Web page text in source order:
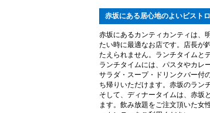
赤坂にある居心地のよいビスト
赤坂にあるカンティカンティは、
たい時に最適なお店です。店長が
たえられません。ランチタイムと
ランチタイムには、パスタやカレ
サラダ・スープ・ドリンクバー付
ち帰りいただけます。赤坂のラン
そして、ディナータイムは、赤坂
ます。飲み放題をご注文頂いた女